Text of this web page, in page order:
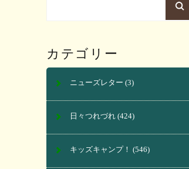
カテゴリー
ニューズレター (3)
日々つれづれ (424)
キッズキャンプ！ (546)